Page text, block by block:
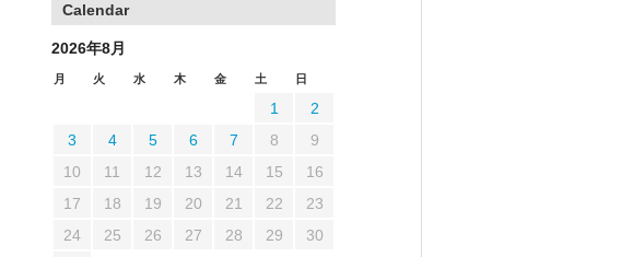
Calendar
2026年8月
月 火 水 木 金 土 日
1
2
3
4 5 6 7 8
9
10
11 12 13 14 15
16
17
18 19 20 21 22
23
24
25 26 27 28 29
30